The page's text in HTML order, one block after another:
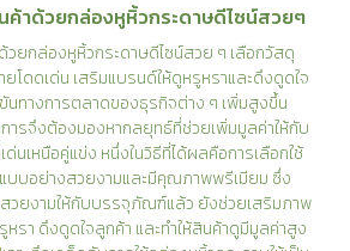
ค้าด้วยกล่องหูหิ้วกระดาษดีไซน์สวยๆ
ยกล่องหูหิ้วกระดาษดีไซน์สวย ๆ เลือกวัสดุ
โดดเด่น เสริมแบรนด์ให้ดูหรูหราและดึงดูดใจ
นทางการตลาดของธุรกิจต่าง ๆ เพิ่มสูงขึ้น
ารจึงต้องมองหากลยุทธ์ที่ช่วยเพิ่มมูลค่าให้กับ
ด่นเหนือคู่แข่ง หนึ่งในวิธีที่ได้ผลคือการเลือกใช้
บบอย่างสวยงามและมีคุณภาพพรีเมียม ซึ่ง
สวยงามให้กับบรรจุภัณฑ์แล้ว ยังช่วยเสริมภาพ
า ดึงดูดใจลูกค้า และทำให้สินค้าดูมีมูลค่าสูง